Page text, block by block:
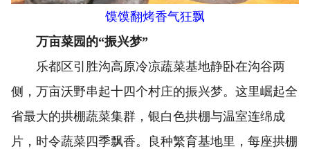
馍馍翻烤香气狂飘
万亩菜园的“振兴梦”
乐都区引胜沟高原冷凉蔬菜基地静卧在沟谷两
侧，万亩沃野串起十四个村庄的振兴梦。这里崛起全
省最大的拱棚蔬菜集群，银白色拱棚与温室连绵成
片，时令蔬菜四季飘香。良种繁育基地里，每座拱棚